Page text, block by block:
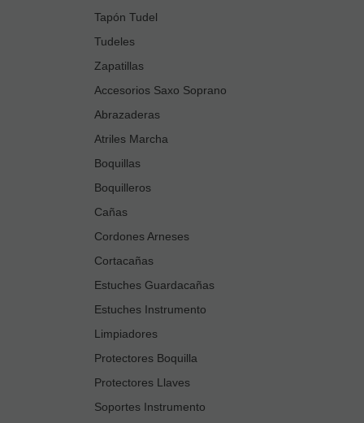
Tapón Tudel
Tudeles
Zapatillas
Accesorios Saxo Soprano
Abrazaderas
Atriles Marcha
Boquillas
Boquilleros
Cañas
Cordones Arneses
Cortacañas
Estuches Guardacañas
Estuches Instrumento
Limpiadores
Protectores Boquilla
Protectores Llaves
Soportes Instrumento